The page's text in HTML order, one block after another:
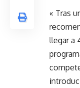
« Tras
llegar a